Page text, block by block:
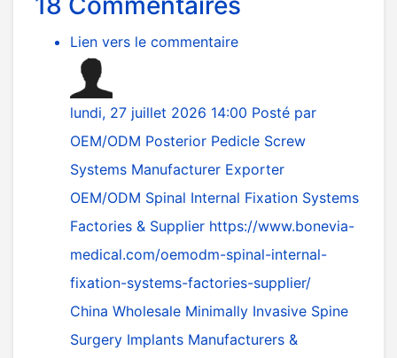
Lien vers le commentaire
lundi, 27 juillet 2026 14:00 Posté par
OEM/ODM Posterior Pedicle Screw
Systems Manufacturer Exporter
OEM/ODM Spinal Internal Fixation Systems
Factories & Supplier https://www.bonevia-
medical.com/oemodm-spinal-internal-
fixation-systems-factories-supplier/
China Wholesale Minimally Invasive Spine
Surgery Implants Manufacturers &